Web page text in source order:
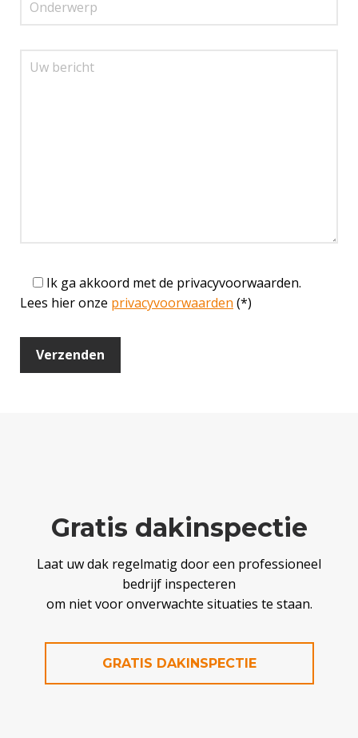
Ik ga akkoord met de privacyvoorwaarden.
Lees hier onze privacyvoorwaarden (*)
Gratis dakinspectie
Laat uw dak regelmatig door een professioneel
bedrijf inspecteren
om niet voor onverwachte situaties te staan.
GRATIS DAKINSPECTIE